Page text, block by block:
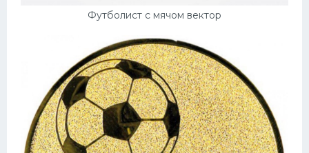
Футболист с мячом вектор